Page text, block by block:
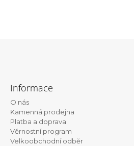
Informace
O nás
Kamenná prodejna
Platba a doprava
Věrnostní program
Velkoobchodní odběr